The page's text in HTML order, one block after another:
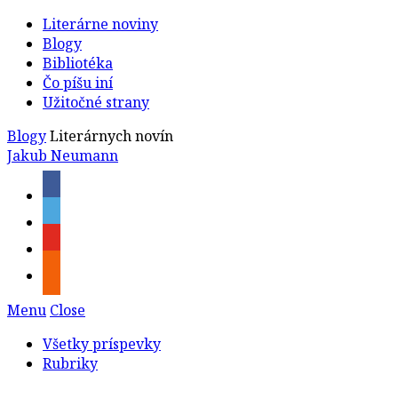
Literárne noviny
Blogy
Bibliotéka
Čo píšu iní
Užitočné strany
BlogyLiterárnych novín
Jakub Neumann
Menu Close
Všetky príspevky
Rubriky